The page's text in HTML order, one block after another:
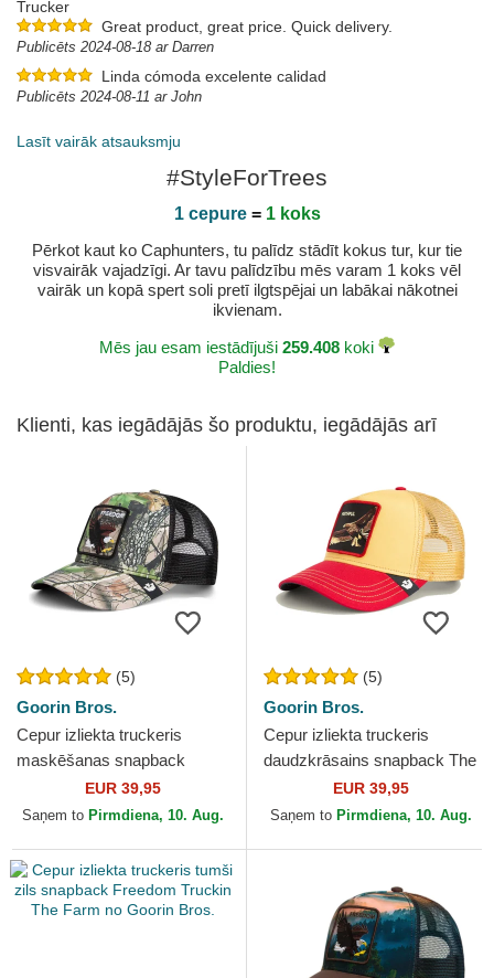
Trucker
Great product, great price. Quick delivery.
Publicēts 2024-08-18 ar Darren
Linda cómoda excelente calidad
Publicēts 2024-08-11 ar John
Lasīt vairāk atsauksmju
#StyleForTrees
1 cepure= 1 koks
Pērkot kaut ko Caphunters, tu palīdz stādīt kokus tur, kur tie
visvairāk vajadzīgi. Ar tavu palīdzību mēs varam 1 koks vēl
vairāk un kopā spert soli pretī ilgtspējai un labākai nākotnei
ikvienam.
Mēs jau esam iestādījuši 259.408 koki
Paldies!
Klienti, kas iegādājās šo produktu, iegādājās arī
(5)
Goorin Bros.
Cepur izliekta truckeris
maskēšanas snapback
Freedom Eagle Camouflage
Seasonal Real Tree The
EUR 39,95
Saņem to Pirmdiena, 10. Aug.
(5)
Goorin Bros.
Cepur izliekta truckeris
daudzkrāsains snapback The
Faithful Eagle Sport The
Farm no Goorin Bros.
EUR 39,95
Saņem to Pirmdiena, 10. Aug.